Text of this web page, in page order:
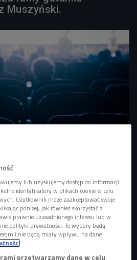
Muszyński.
lub uzyskujemy dostęp do informacji
identyfikatory w plikach cookie w celu
Użytkownik może zaakceptować swoje
poniżej, jak również skorzystać z
prawnie uzasadnionego interesu lub w
polityki prywatności. Te wybory będą
i nie będą miały wpływu na dane
przetwarzamy dane w celu